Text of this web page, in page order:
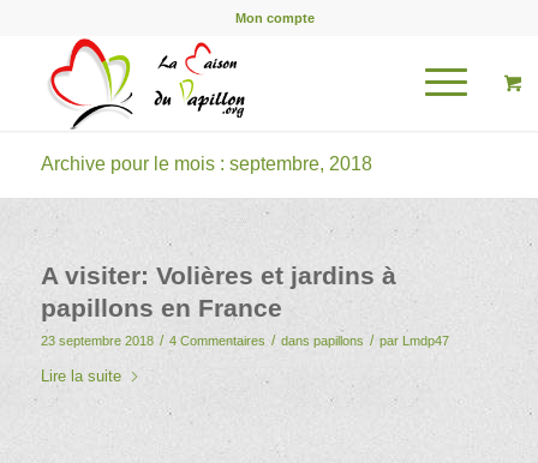
Mon compte
Archive pour le mois : septembre, 2018
A visiter: Volières et jardins à
papillons en France
23 septembre 2018 / 4 Commentaires / dans papillons / par Lmdp47
Lire la suite